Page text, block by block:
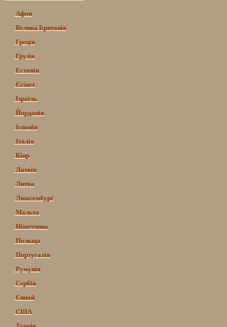
Афон
Велика Британія
Греція
Грузія
Естонія
Єгіпет
Ізраїль
Йорданія
Іспанія
Італія
Кіпр
Латвія
Литва
Люксембург
Мальта
Німеччина
Польща
Португалія
Румунія
Сербія
Синай
США